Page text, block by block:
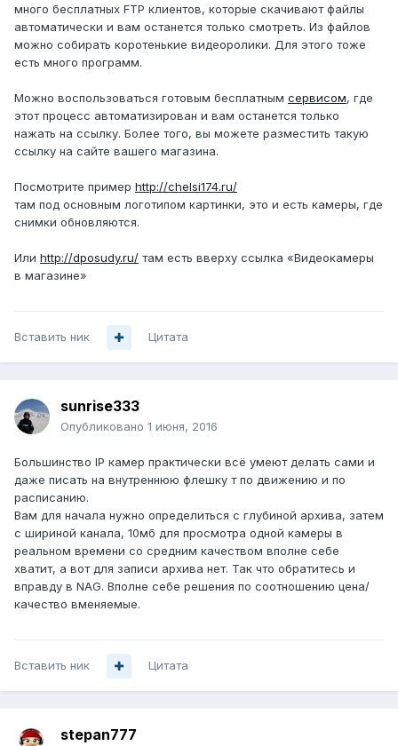
много бесплатных FTP клиентов, которые скачивают файлы
автоматически и вам останется только смотреть. Из файлов
можно собирать коротенькие видеоролики. Для этого тоже
есть много программ.
Можно воспользоваться готовым бесплатным сервисом, где
этот процесс автоматизирован и вам останется только
нажать на ссылку. Более того, вы можете разместить такую
ссылку на сайте вашего магазина.
Посмотрите пример http://chelsi174.ru/
там под основным логотипом картинки, это и есть камеры, где
снимки обновляются.
Или http://dposudy.ru/ там есть вверху ссылка «Видеокамеры
в магазине»
Вставить ник Цитата
sunrise333
Опубликовано 1 июня, 2016
Большинство IP камер практически всё умеют делать сами и
даже писать на внутреннюю флешку т по движению и по
расписанию.
Вам для начала нужно определиться с глубиной архива, затем
с шириной канала, 10мб для просмотра одной камеры в
реальном времени со средним качеством вполне себе
хватит, а вот для записи архива нет. Так что обратитесь и
вправду в NAG. Вполне себе решения по соотношению цена/
качество вменяемые.
Вставить ник Цитата
stepan777